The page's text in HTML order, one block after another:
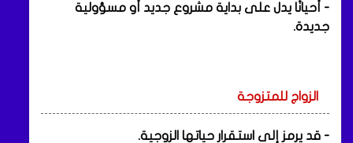
- أحيانًا يدل على بداية مشروع جديد أو مسؤولية
جديدة.
الزواج للمتزوجة
- قد يرمز إلى استقرار حياتها الزوجية.